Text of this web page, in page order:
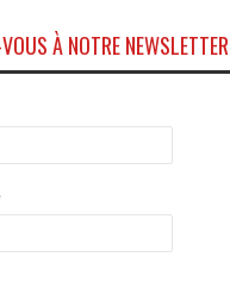
À NOTRE NEWSLETTER